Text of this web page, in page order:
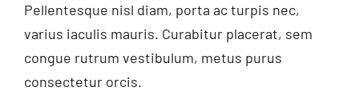
Pellentesque nisl diam, porta ac turpis nec,
varius iaculis mauris. Curabitur placerat, sem
congue rutrum vestibulum, metus purus
consectetur orcis.